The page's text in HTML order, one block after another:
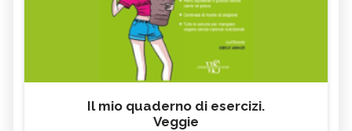
Il mio quaderno di esercizi.
Veggie